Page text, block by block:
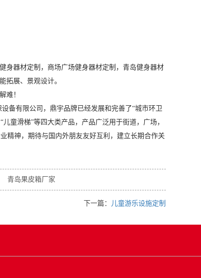
身器材定制，商场广场健身器材定制，青岛健身器材
拓展、景观设计。
难！
备有限公司，鼎宇品牌已经发展和完善了“城市环卫
童滑梯”等四大类产品，产品广泛用于街道，广场，
精神，期待与国内外朋友友好互利，建立长期合作关
青岛果皮箱厂家
下一篇： 儿童游乐设施定制